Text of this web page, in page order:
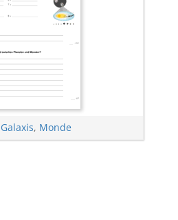
Galaxis, Monde